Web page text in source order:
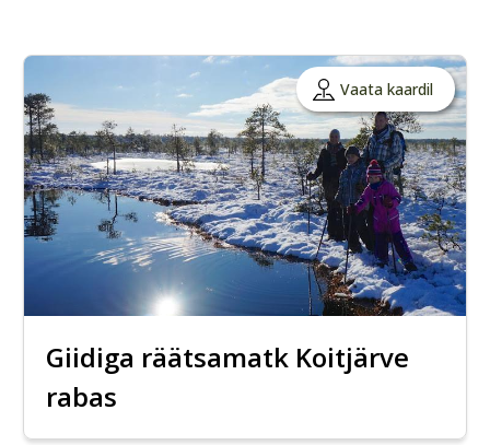
Vaata kaardil
Giidiga räätsamatk Koitjärve
rabas